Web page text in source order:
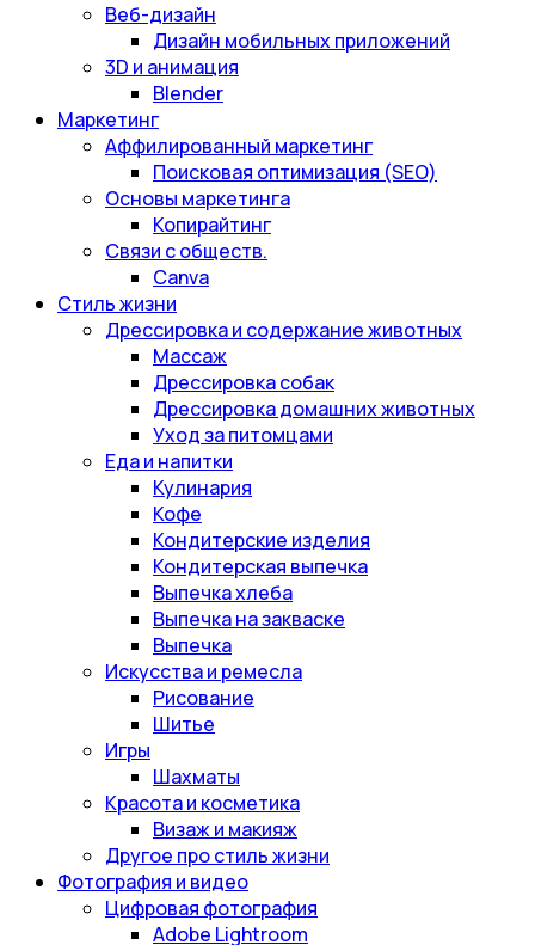
Веб-дизайн
Дизайн мобильных приложений
3D и анимация
Blender
Маркетинг
Аффилированный маркетинг
Поисковая оптимизация (SEO)
Основы маркетинга
Копирайтинг
Связи с обществ.
Canva
Стиль жизни
Дрессировка и содержание животных
Массаж
Дрессировка собак
Дрессировка домашних животных
Уход за питомцами
Еда и напитки
Кулинария
Кофе
Кондитерские изделия
Кондитерская выпечка
Выпечка хлеба
Выпечка на закваске
Выпечка
Искусства и ремесла
Рисование
Шитье
Игры
Шахматы
Красота и косметика
Визаж и макияж
Другое про стиль жизни
Фотография и видео
Цифровая фотография
Adobe Lightroom